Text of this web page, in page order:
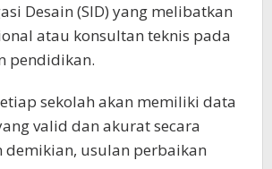
Desain (SID) yang melibatkan
atau konsultan teknis pada
pendidikan.
sekolah akan memiliki data
valid dan akurat secara
demikian, usulan perbaikan